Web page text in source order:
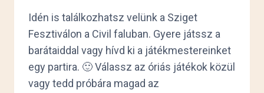
Idén is találkozhatsz velünk a Sziget
Fesztiválon a Civil faluban. Gyere játssz a
barátaiddal vagy hívd ki a játékmestereinket
egy partira. 🙂 Válassz az óriás játékok közül
vagy tedd próbára magad az